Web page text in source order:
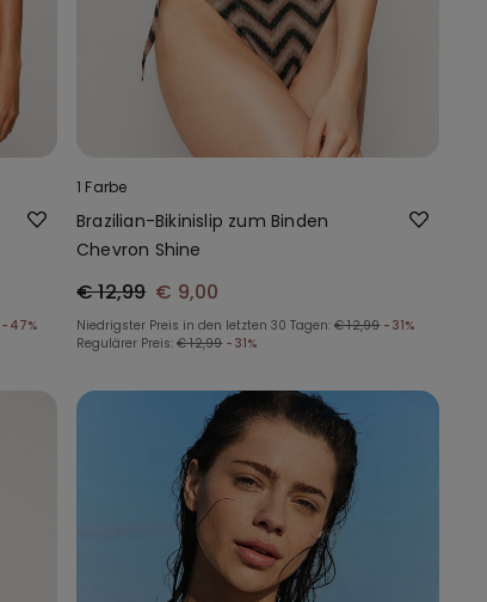
-47%
1 Farbe
Brazilian-Bikinislip zum Binden
Chevron Shine
€ 12,99 € 9,00
Niedrigster Preis in den letzten 30 Tagen: € 12,99 -31%
Regulärer Preis: € 12,99 -31%